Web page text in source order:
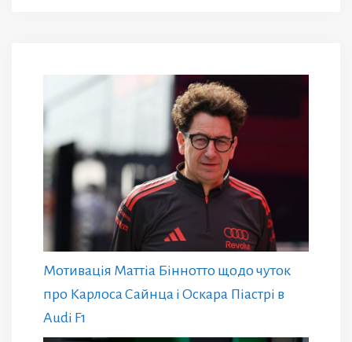
Мотивація Маттіа Біннотто щодо чуток
про Карлоса Сайнца і Оскара Піастрі в
Audi F1